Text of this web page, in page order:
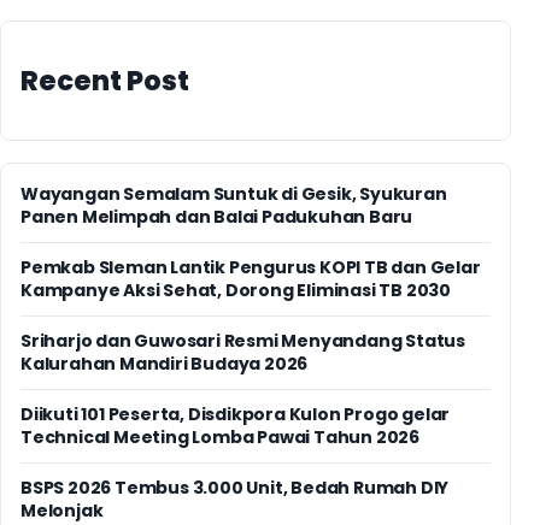
Recent Post
Wayangan Semalam Suntuk di Gesik, Syukuran
Panen Melimpah dan Balai Padukuhan Baru
Pemkab Sleman Lantik Pengurus KOPI TB dan Gelar
Kampanye Aksi Sehat, Dorong Eliminasi TB 2030
Sriharjo dan Guwosari Resmi Menyandang Status
Kalurahan Mandiri Budaya 2026
Diikuti 101 Peserta, Disdikpora Kulon Progo gelar
Technical Meeting Lomba Pawai Tahun 2026
BSPS 2026 Tembus 3.000 Unit, Bedah Rumah DIY
Melonjak